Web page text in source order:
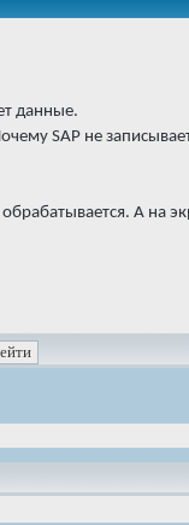
данные.
SAP не
А на